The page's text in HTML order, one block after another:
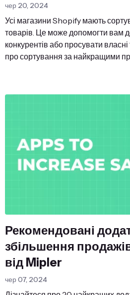
чер 20, 2024
Усі магазини Shopify мають
товарів. Це може допомогти вам
конкурентів або просувати
про сортування за найкращими
Рекомендовані
збільшення
від Mipler
чер 07, 2024